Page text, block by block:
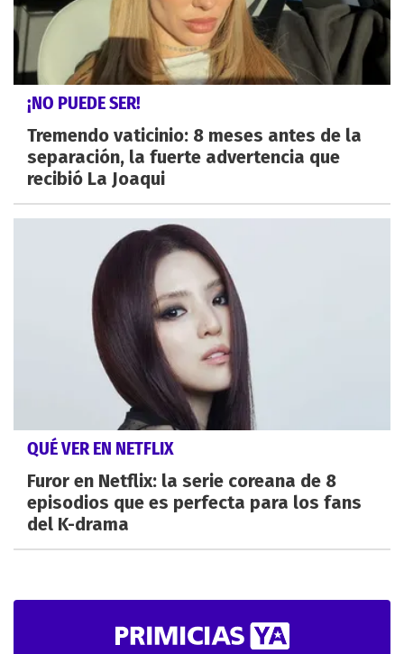
¡NO PUEDE SER!
Tremendo vaticinio: 8 meses antes de la
separación, la fuerte advertencia que
recibió La Joaqui
QUÉ VER EN NETFLIX
Furor en Netflix: la serie coreana de 8
episodios que es perfecta para los fans
del K-drama